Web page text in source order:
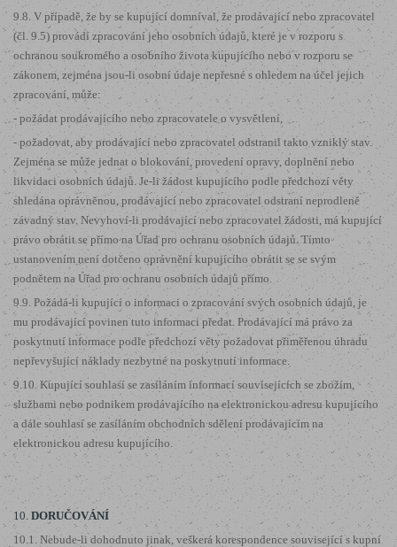
9.8. V případě, že by se kupující domníval, že prodávající nebo zpracovatel
(čl. 9.5) provádí zpracování jeho osobních údajů, které je v rozporu s
ochranou soukromého a osobního života kupujícího nebo v rozporu se
zákonem, zejména jsou-li osobní údaje nepřesné s ohledem na účel jejich
zpracování, může:
- požádat prodávajícího nebo zpracovatele o vysvětlení,
- požadovat, aby prodávající nebo zpracovatel odstranil takto vzniklý stav.
Zejména se může jednat o blokování, provedení opravy, doplnění nebo
likvidaci osobních údajů. Je-li žádost kupujícího podle předchozí věty
shledána oprávněnou, prodávající nebo zpracovatel odstraní neprodleně
závadný stav. Nevyhoví-li prodávající nebo zpracovatel žádosti, má kupující
právo obrátit se přímo na Úřad pro ochranu osobních údajů. Tímto
ustanovením není dotčeno oprávnění kupujícího obrátit se se svým
podnětem na Úřad pro ochranu osobních údajů přímo.
9.9. Požádá-li kupující o informaci o zpracování svých osobních údajů, je
mu prodávající povinen tuto informaci předat. Prodávající má právo za
poskytnutí informace podle předchozí věty požadovat přiměřenou úhradu
nepřevyšující náklady nezbytné na poskytnutí informace.
9.10. Kupující souhlasí se zasíláním informací souvisejících se zbožím,
službami nebo podnikem prodávajícího na elektronickou adresu kupujícího
a dále souhlasí se zasíláním obchodních sdělení prodávajícím na
elektronickou adresu kupujícího.
10.DORUČOVÁNÍ
10.1. Nebude-li dohodnuto jinak, veškerá korespondence související s kupní